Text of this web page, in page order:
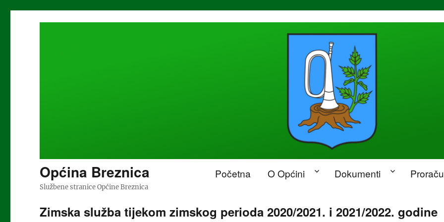
Općina Breznica
Službene stranice Općine Breznica
Početna O Općini Dokumenti
Zimska služba tijekom zimskog perioda 2020/2021. i 2021/2022. godine